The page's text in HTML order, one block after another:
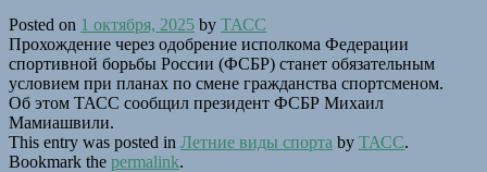
Posted on 1 октября, 2025 by ТАСС
Прохождение через одобрение исполкома Федерации
спортивной борьбы России (ФСБР) станет обязательным
условием при планах по смене гражданства спортсменом.
Об этом ТАСС сообщил президент ФСБР Михаил
Мамиашвили.
This entry was posted in Летние виды спорта by ТАСС.
Bookmark the permalink.